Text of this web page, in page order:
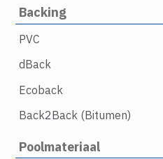
Backing
PVC
dBack
Ecoback
Back2Back (Bitumen)
Poolmateriaal